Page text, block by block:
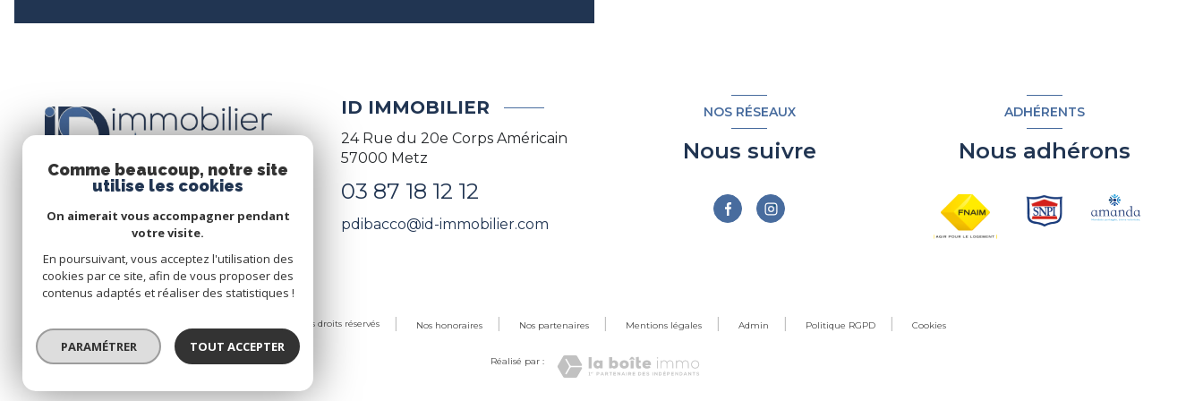
ID IMMOBILIER
24 Rue du 20e Corps Américain
57000 Metz
03 87 18 12 12
pdibacco@id-immobilier.com
NOS RÉSEAUX
Nous suivre
ADHÉRENTS
Nous adhérons
© 2026 | Tous droits réservés Nos honoraires Nos partenaires Mentions légales Admin Politique RGPD Cookies
Réalisé par :
Comme beaucoup, notre site
utilise les cookies
On aimerait vous accompagner pendant
votre visite.
En poursuivant, vous acceptez l'utilisation des
cookies par ce site, afin de vous proposer des
contenus adaptés et réaliser des statistiques !
PARAMÉTRER TOUT ACCEPTER